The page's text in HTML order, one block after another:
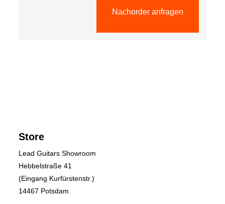
Nachorder anfragen
Store
Lead Guitars Showroom
Hebbelstraße 41
(Eingang Kurfürstenstr.)
14467 Potsdam